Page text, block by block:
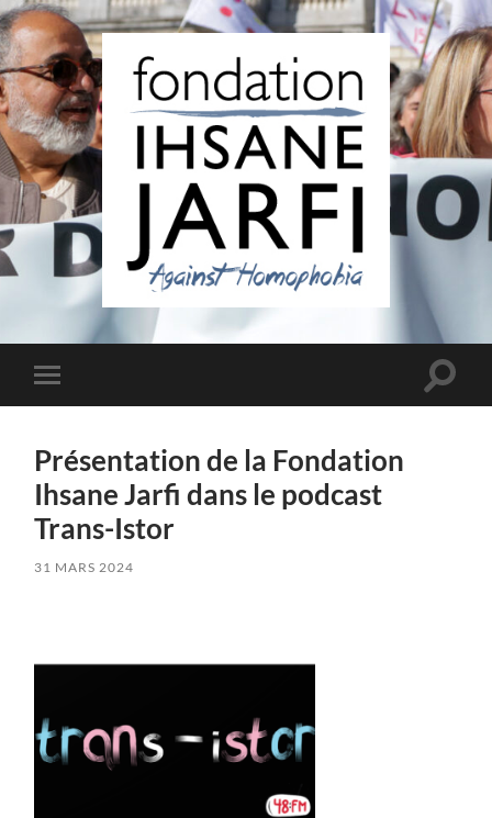
Fondation
Ihsane
Jarfi
Toggle
mobile
Toggle
Présentation de la Fondation
Ihsane Jarfi dans le podcast
Trans-Istor
31 MARS 2024